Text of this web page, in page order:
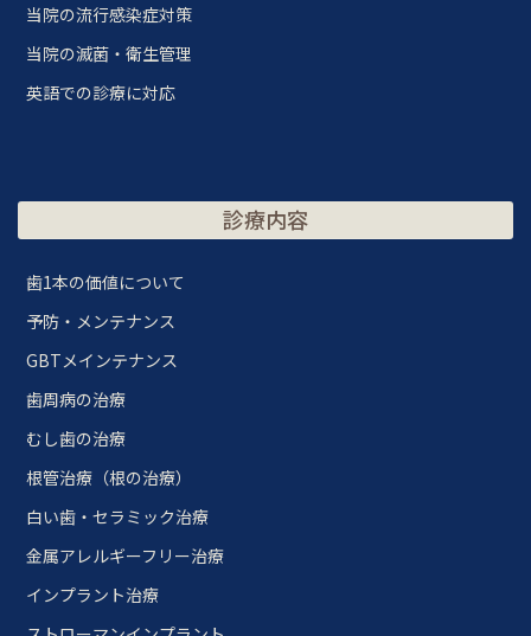
当院の流行感染症対策
当院の滅菌・衛生管理
英語での診療に対応
診療内容
歯1本の価値について
予防・メンテナンス
GBTメインテナンス
歯周病の治療
むし歯の治療
根管治療（根の治療）
白い歯・セラミック治療
金属アレルギーフリー治療
インプラント治療